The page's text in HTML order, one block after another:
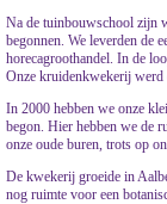
Na de tuinbouwschool zijn
begonnen. We leverden de
horecagroothandel. In de
Onze kruidenkwekerij werd
In 2000 hebben we onze
begon. Hier hebben we de
onze oude buren, trots op
De kwekerij groeide in
nog ruimte voor een